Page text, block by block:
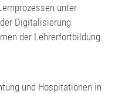
unter
Digitalisierung
der Lehrerfortbildung
und Hospitationen in